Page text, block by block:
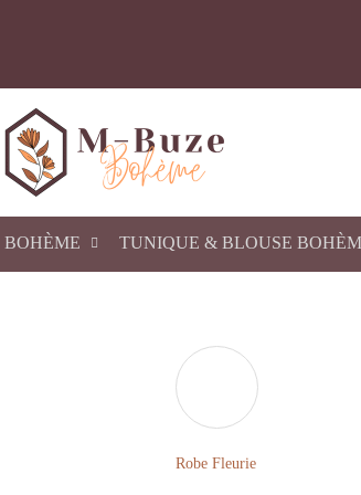
BOHÈME TUNIQUE & BLOUSE
Robe Fleurie